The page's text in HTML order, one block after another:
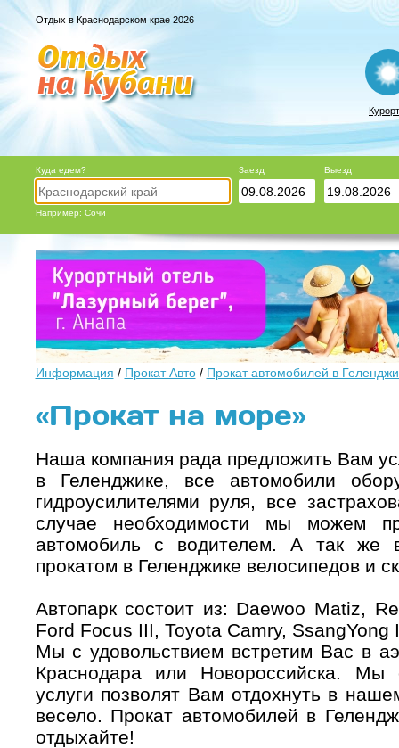
Отдых в Краснодарском крае 2026
Куда едем?
Например: Сочи
Заезд Выезд
Информация / Прокат Авто/ Прокат автомобилей в
«Прокат на море»
Наша компания рада предложить Вам
в Геленджике, все автомобили
гидроусилителями руля, все
случае необходимости мы можем
автомобиль с водителем. А так же
прокатом в Геленджике велосипедов и
Автопарк состоит из: Daewoo Matiz,
Ford Focus III, Toyota Camry, SsangYong
Мы с удовольствием встретим Вас в
Краснодара или Новороссийска.
услуги позволят Вам отдохнуть в
весело. Прокат автомобилей в
отдыхайте!